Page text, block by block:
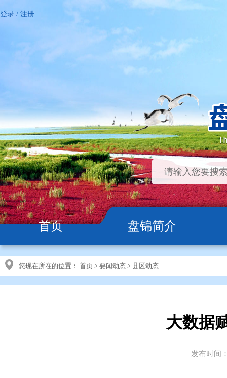
登录 / 注册
首页 盘锦简介
您现在所在的位置： 首页 > 要闻动态 > 县区动态
大数据
发布时间